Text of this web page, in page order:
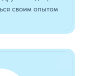
своим опытом